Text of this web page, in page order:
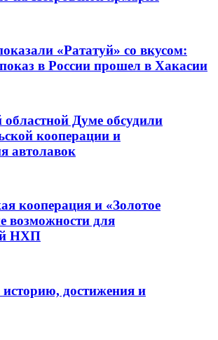
«Рататуй» со вкусом:
в России прошел в Хакасии
Думе обсудили
кооперации и
автолавок
кооперация и «Золотое
возможности для
НХП
достижения и